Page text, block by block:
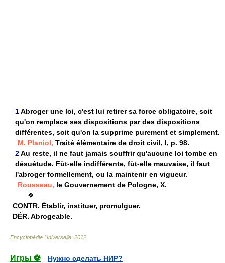
1Abroger une loi, c'est lui retirer sa force obligatoire, soit
qu'on remplace ses dispositions par des dispositions
différentes, soit qu'on la supprime purement et simplement.
M. Planiol, Traité élémentaire de droit civil, I, p. 98.
2Au reste, il ne faut jamais souffrir qu'aucune loi tombe en
désuétude. Fût-elle indifférente, fût-elle mauvaise, il faut
l'abroger formellement, ou la maintenir en vigueur.
Rousseau, le Gouvernement de Pologne, X.
❖
CONTR. Établir, instituer, promulguer.
DÉR. Abrogeable.
Encyclopédie Universelle 2012
Игры ⚽
Нужно сделать НИР?